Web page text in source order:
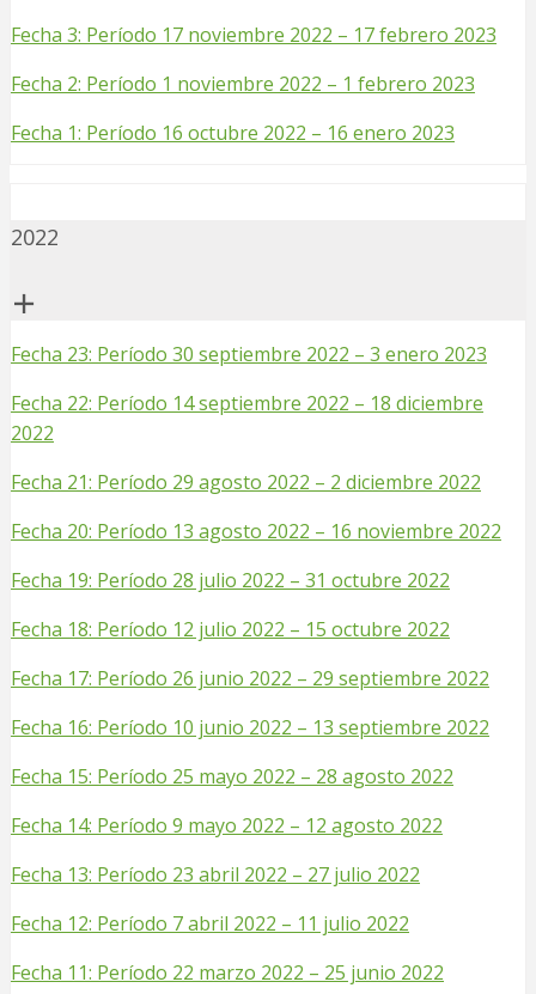
Fecha 3: Período 17 noviembre 2022 – 17 febrero 2023
Fecha 2: Período 1 noviembre 2022 – 1 febrero 2023
Fecha 1: Período 16 octubre 2022 – 16 enero 2023
2022
Fecha 23: Período 30 septiembre 2022 – 3 enero 2023
Fecha 22: Período 14 septiembre 2022 – 18 diciembre
2022
Fecha 21: Período 29 agosto 2022 – 2 diciembre 2022
Fecha 20: Período 13 agosto 2022 – 16 noviembre 2022
Fecha 19: Período 28 julio 2022 – 31 octubre 2022
Fecha 18: Período 12 julio 2022 – 15 octubre 2022
Fecha 17: Período 26 junio 2022 – 29 septiembre 2022
Fecha 16: Período 10 junio 2022 – 13 septiembre 2022
Fecha 15: Período 25 mayo 2022 – 28 agosto 2022
Fecha 14: Período 9 mayo 2022 – 12 agosto 2022
Fecha 13: Período 23 abril 2022 – 27 julio 2022
Fecha 12: Período 7 abril 2022 – 11 julio 2022
Fecha 11: Período 22 marzo 2022 – 25 junio 2022